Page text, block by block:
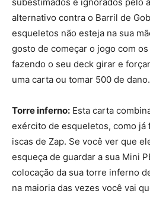
subestimados e ignorados pelo
alternativo contra o Barril de
esqueletos não esteja na sua
gosto de começar o jogo com
fazendo o seu deck girar e
uma carta ou tomar 500 de dano.
Torre inferno: Esta carta
exército de esqueletos, como já
iscas de Zap. Se você ver que
esqueça de guardar a sua Mini
colocação da sua torre inferno
na maioria das vezes você vai